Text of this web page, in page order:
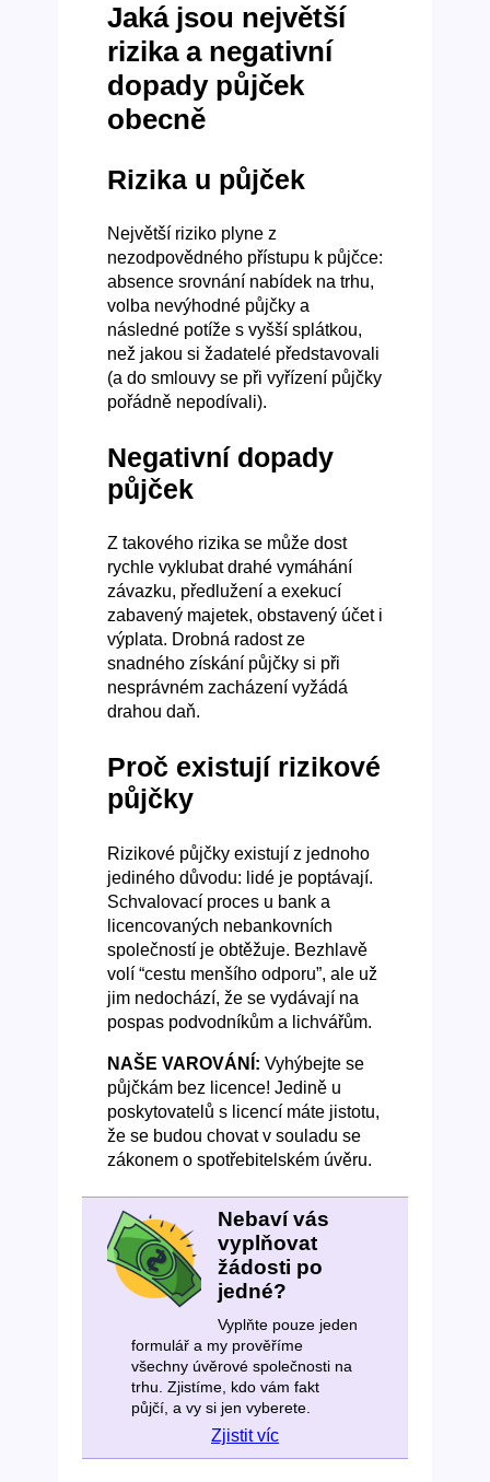
Jaká jsou největší
rizika a negativní
dopady půjček
obecně
Rizika u půjček
Největší riziko plyne z
nezodpovědného přístupu k půjčce:
absence srovnání nabídek na trhu,
volba nevýhodné půjčky a
následné potíže s vyšší splátkou,
než jakou si žadatelé představovali
(a do smlouvy se při vyřízení půjčky
pořádně nepodívali).
Negativní dopady
půjček
Z takového rizika se může dost
rychle vyklubat drahé vymáhání
závazku, předlužení a exekucí
zabavený majetek, obstavený účet i
výplata. Drobná radost ze
snadného získání půjčky si při
nesprávném zacházení vyžádá
drahou daň.
Proč existují rizikové
půjčky
Rizikové půjčky existují z jednoho
jediného důvodu: lidé je poptávají.
Schvalovací proces u bank a
licencovaných nebankovních
společností je obtěžuje. Bezhlavě
volí “cestu menšího odporu”, ale už
jim nedochází, že se vydávají na
pospas podvodníkům a lichvářům.
NAŠE VAROVÁNÍ: Vyhýbejte se
půjčkám bez licence! Jedině u
poskytovatelů s licencí máte jistotu,
že se budou chovat v souladu se
zákonem o spotřebitelském úvěru.
Nebaví vás
vyplňovat
žádosti po
jedné?
Vyplňte pouze jeden
formulář a my prověříme
všechny úvěrové společnosti na
trhu. Zjistíme, kdo vám fakt
půjčí, a vy si jen vyberete.
Zjistit víc